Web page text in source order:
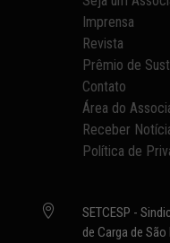
Imprensa
Revista
Prêmio de
Contato
Área do
Receber
Política de

SETCESP -
de Carga de